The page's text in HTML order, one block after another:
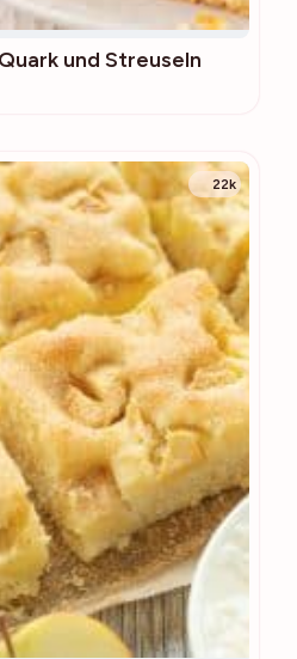
und Streuseln
22k